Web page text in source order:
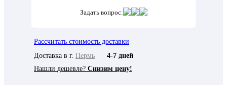
Задать вопрос:
Рассчитать стоимость доставки
Доставка в г. Пермь
4-7 дней
Нашли дешевле? Снизим цену!